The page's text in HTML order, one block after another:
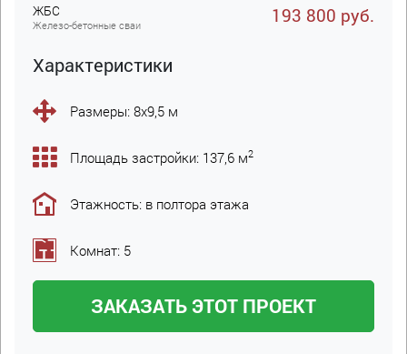
ЖБC
Железо-бетонные сваи 193 800 руб.
Характеристики
Размеры: 8х9,5 м
Площадь застройки: 137,6 м2
Этажность: в полтора этажа
Комнат: 5
ЗАКАЗАТЬ ЭТОТ ПРОЕКТ